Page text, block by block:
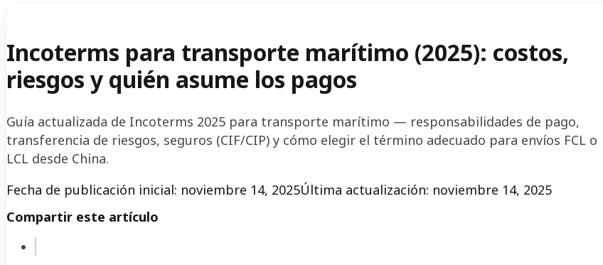
Incoterms para transporte marítimo (2025): costos,
riesgos y quién asume los pagos
Guía actualizada de Incoterms 2025 para transporte marítimo — responsabilidades de pago,
transferencia de riesgos, seguros (CIF/CIP) y cómo elegir el término adecuado para envíos FCL o
LCL desde China.
Fecha de publicación inicial: noviembre 14, 2025Última actualización: noviembre 14, 2025
Compartir este artículo